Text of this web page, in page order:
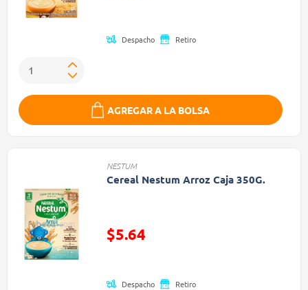
Despacho Retiro
AGREGAR A LA BOLSA
NESTUM
Cereal Nestum Arroz Caja 350G.
Precio reducido de
$5.64
Despacho Retiro